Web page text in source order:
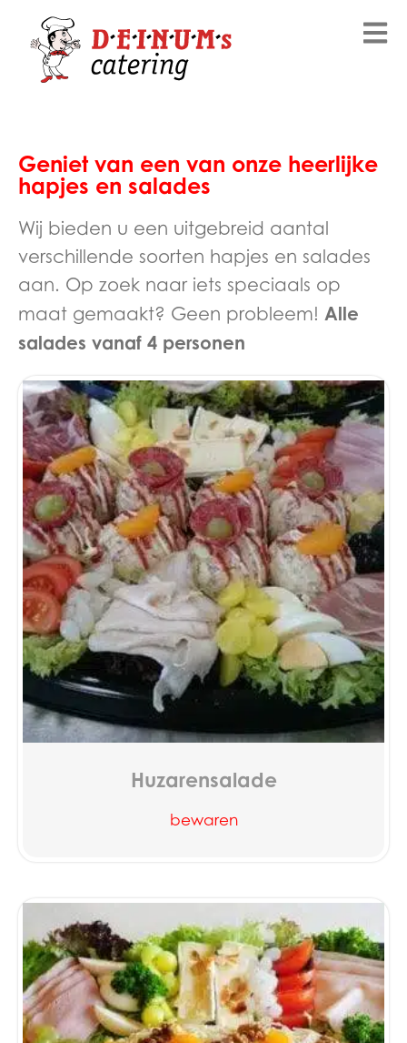
Geniet van een van onze heerlijke
hapjes en salades
Wij bieden u een uitgebreid aantal
verschillende soorten hapjes en salades
aan. Op zoek naar iets speciaals op
maat gemaakt? Geen probleem! Alle
salades vanaf 4 personen
Huzarensalade
bewaren